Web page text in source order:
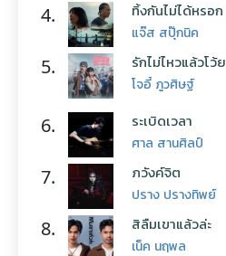
4. ทิ้งกันไม่ได้หรอก
แจ๊ส สปุ๊กนิค
5. รักไม่ไหวแล้วโว้ย
โจอี้ ภูวศิษฐ์
6. ระเบิดเวลา
ศาล สานศิลป์
7. ภวังค์จิต
ปราง ปรางทิพย์
8. สิลืมเขาแล้วล่ะ
เน็ค นฤพล